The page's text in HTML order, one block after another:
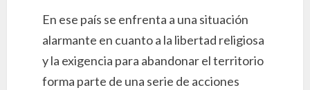
En ese país se enfrenta a una situación
alarmante en cuanto a la libertad religiosa
y la exigencia para abandonar el territorio
forma parte de una serie de acciones